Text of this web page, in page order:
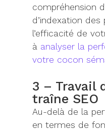
compréhension
d’indexation des
l’efficacité de
à analyser la
votre cocon
3 – Travail
traîne SEO
Au-delà de la
en termes de